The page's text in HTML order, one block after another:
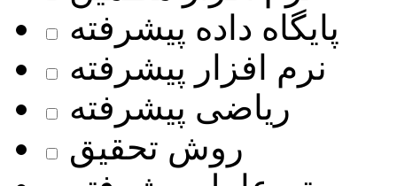
پایگاه داده پیشرفته
نرم افزار پیشرفته
ریاضی پیشرفته
روش تحقیق